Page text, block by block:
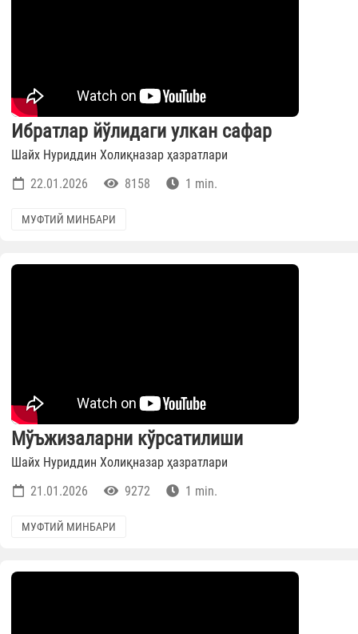
Ибратлар йўлидаги улкан сафар
Шайх Нуриддин Холиқназар ҳазратлари
22.01.2026
8158 1 min.
МУФТИЙ МИНБАРИ
Мўъжизаларни кўрсатилиши
Шайх Нуриддин Холиқназар ҳазратлари
21.01.2026
9272 1 min.
МУФТИЙ МИНБАРИ